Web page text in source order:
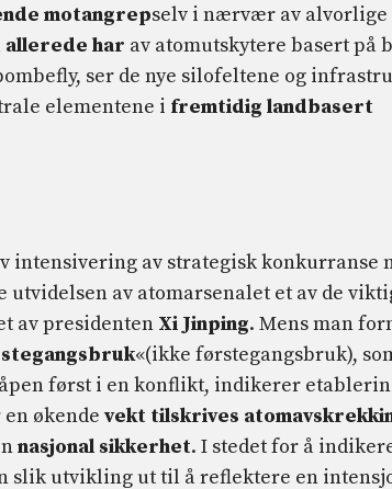
motangrepselv i nærvær av alvorlige
allerede har av atomutskytere basert på
ser de nye silofeltene og
elementene i fremtidig landbasert
intensivering av strategisk konkurranse
av atomarsenalet et av de
av presidenten Xi Jinping. Mens man
«(ikke førstegangsbruk),
først i en konflikt, indikerer
økende vekt tilskrives
nasjonal sikkerhet. I stedet for å
slik utvikling ut til å reflektere en